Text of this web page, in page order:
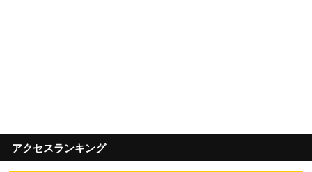
アクセスランキング